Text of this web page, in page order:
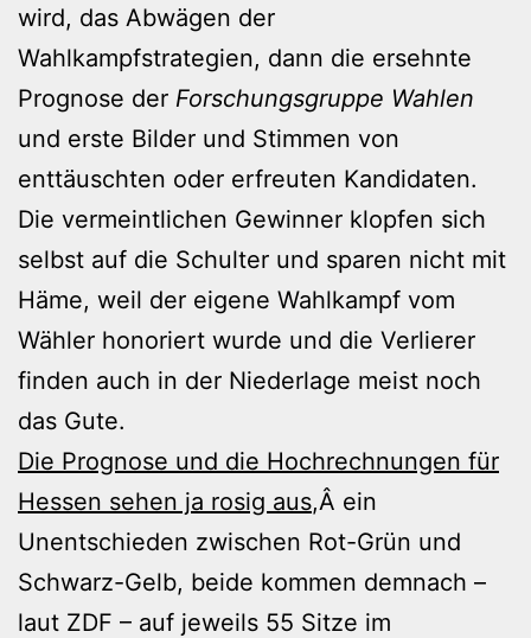
wird, das Abwägen der
Wahlkampfstrategien, dann die ersehnte
Prognose der Forschungsgruppe Wahlen
und erste Bilder und Stimmen von
enttäuschten oder erfreuten Kandidaten.
Die vermeintlichen Gewinner klopfen sich
selbst auf die Schulter und sparen nicht mit
Häme, weil der eigene Wahlkampf vom
Wähler honoriert wurde und die Verlierer
finden auch in der Niederlage meist noch
das Gute.
Die Prognose und die Hochrechnungen für
Hessen sehen ja rosig aus,Â ein
Unentschieden zwischen Rot-Grün und
Schwarz-Gelb, beide kommen demnach –
laut ZDF – auf jeweils 55 Sitze im